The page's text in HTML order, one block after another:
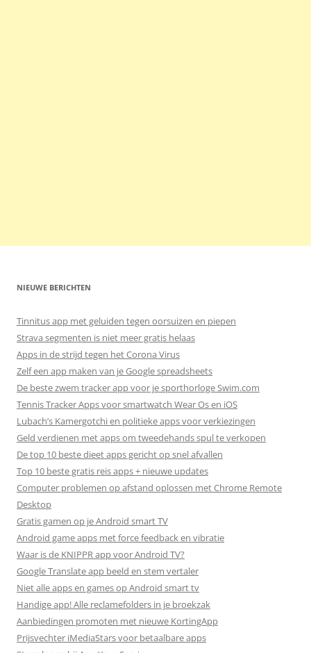
NIEUWE BERICHTEN
Tinnitus app met geluiden tegen oorsuizen en piepen
Strava segmenten is niet meer gratis helaas
Apps in de strijd tegen het Corona Virus
Zelf een app maken van je Google spreadsheets
De beste zwem tracker app voor je sporthorloge Swim.com
Tennis Tracker Apps voor smartwatch Wear Os en iOS
Lubach’s Kamergotchi en politieke apps voor verkiezingen
Geld verdienen met apps om tweedehands spul te verkopen
De top 10 beste dieet apps gericht op snel afvallen
Top 10 beste gratis reis apps + nieuwe updates
Computer problemen op afstand oplossen met Chrome Remote
Desktop
Gratis gamen op je Android smart TV
Android game apps met force feedback en vibratie
Waar is de KNIPPR app voor Android TV?
Google Translate app beeld en stem vertaler
Niet alle apps en games op Android smart tv
Handige app! Alle reclamefolders in je broekzak
Aanbiedingen promoten met nieuwe KortingApp
Prijsvechter iMediaStars voor betaalbare apps